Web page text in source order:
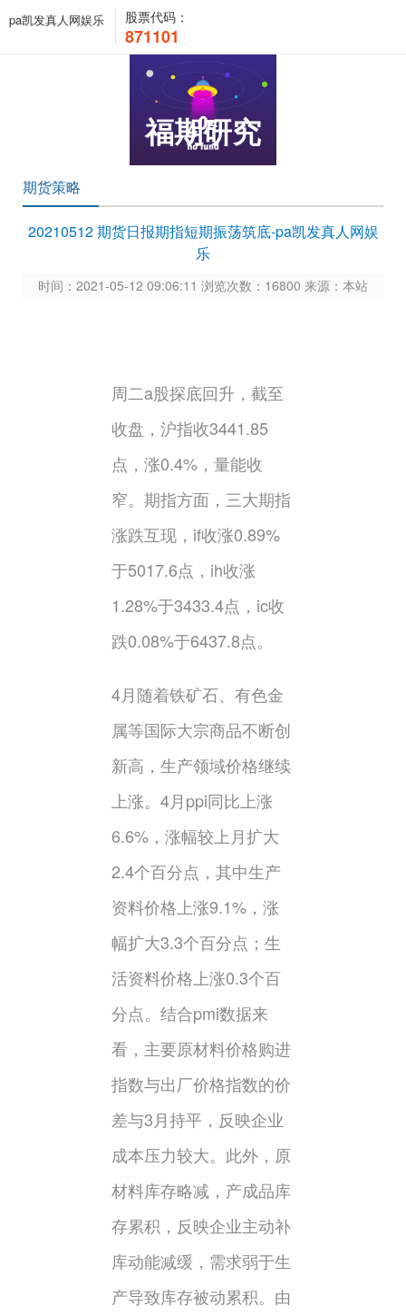
pa凯发真人网娱乐 股票代码：
871101
福期研究
期货策略
20210512 期货日报期指短期振荡筑底-pa凯发真人网娱
乐
时间：2021-05-12 09:06:11 浏览次数：16800 来源：本站
周二a股探底回升，截至
收盘，沪指收3441.85
点，涨0.4%，量能收
窄。期指方面，三大期指
涨跌互现，if收涨0.89%
于5017.6点，ih收涨
1.28%于3433.4点，ic收
跌0.08%于6437.8点。
4月随着铁矿石、有色金
属等国际大宗商品不断创
新高，生产领域价格继续
上涨。4月ppi同比上涨
6.6%，涨幅较上月扩大
2.4个百分点，其中生产
资料价格上涨9.1%，涨
幅扩大3.3个百分点；生
活资料价格上涨0.3个百
分点。结合pmi数据来
看，主要原材料价格购进
指数与出厂价格指数的价
差与3月持平，反映企业
成本压力较大。此外，原
材料库存略减，产成品库
存累积，反映企业主动补
库动能减缓，需求弱于生
产导致库存被动累积。由